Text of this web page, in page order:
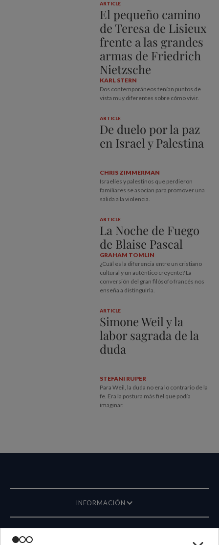
ARTICLE
El pequeño camino
de Teresa de Lisieux
frente a las grandes
armas de Friedrich
Nietzsche
KARL STERN
Dos contemporáneos tenían puntos de
vista muy diferentes sobre cómo vivir.
ARTICLE
De duelo por la paz
en Israel y Palestina
CHRIS ZIMMERMAN
Israelíes y palestinos que perdieron
familiares se asocian para promover una
salida a la violencia.
ARTICLE
La Noche de Fuego
de Blaise Pascal
GRAHAM TOMLIN
¿Cuál es la diferencia entre un cristiano
cultural y un auténtico creyente? La
conversión del gran filósofo francés nos
enseña a distinguirla.
ARTICLE
Simone Weil y la
labor sagrada de la
duda
STEFANI RUPER
Para Weil, la duda no era lo contrario de la
fe. Era la postura más fiel que podía
imaginar.
INFORMACIÓN